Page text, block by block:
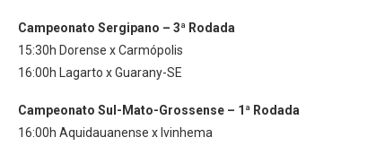
Campeonato Sergipano – 3ª Rodada
15:30h Dorense x Carmópolis
16:00h Lagarto x Guarany-SE
Campeonato Sul-Mato-Grossense – 1ª Rodada
16:00h Aquidauanense x Ivinhema